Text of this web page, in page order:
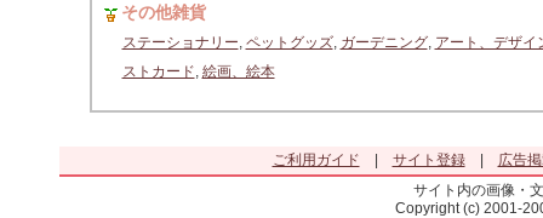
その他雑貨
ステーショナリー, ペットグッズ, ガーデニング, アート、デザイ
ストカード, 絵画、絵本
ご利用ガイド サイト登録|
広告
サイト内の画像・
Copyright (c) 2001-